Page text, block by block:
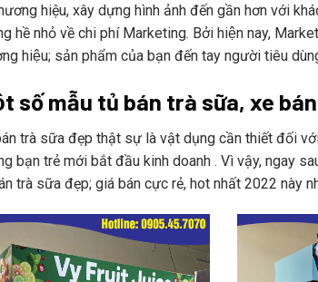
hiệu, xây dựng hình ảnh đến gần hơn với
hề nhỏ về chi phí Marketing. Bởi hiện nay,
hiệu; sản phẩm của bạn đến tay người tiêu
số mẫu tủ bán trà sữa, xe
trà sữa đẹp thật sự là vật dụng cần thiết đối
bạn trẻ mới bắt đầu kinh doanh . Vì vậy, ngay
trà sữa đẹp; giá bán cực rẻ, hot nhất 2022 này